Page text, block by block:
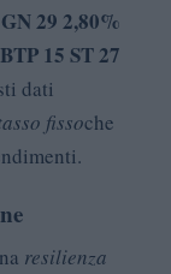
29 2,80%
BTP 15 ST 27
dati
fissoche
resilienza